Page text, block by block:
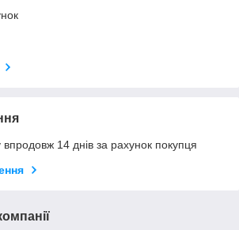
14 днів за рахунок покупця